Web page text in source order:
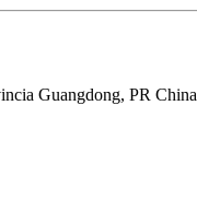
Guangdong, PR China